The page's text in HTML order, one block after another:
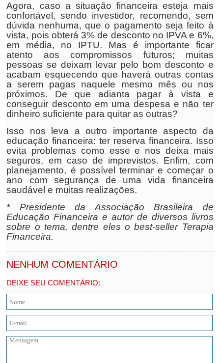
Agora, caso a situação financeira esteja mais
confortável, sendo investidor, recomendo, sem
dúvida nenhuma, que o pagamento seja feito à
vista, pois obterá 3% de desconto no IPVA e 6%,
em média, no IPTU. Mas é importante ficar
atento aos compromissos futuros; muitas
pessoas se deixam levar pelo bom desconto e
acabam esquecendo que haverá outras contas
a serem pagas naquele mesmo mês ou nos
próximos. De que adianta pagar à vista e
conseguir desconto em uma despesa e não ter
dinheiro suficiente para quitar as outras?
Isso nos leva a outro importante aspecto da
educação financeira: ter reserva financeira. Isso
evita problemas como esse e nos deixa mais
seguros, em caso de imprevistos. Enfim, com
planejamento, é possível terminar e começar o
ano com segurança de uma vida financeira
saudável e muitas realizações.
* Presidente da Associação Brasileira de
Educação Financeira e autor de diversos livros
sobre o tema, dentre eles o best-seller Terapia
Financeira.
NENHUM COMENTÁRIO
DEIXE SEU COMENTÁRIO: